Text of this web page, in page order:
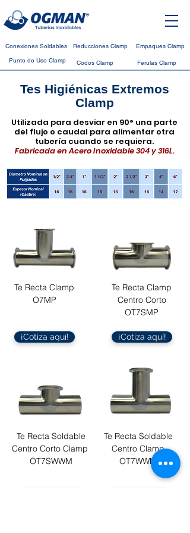
Conexiones Soldables Reducciones Clamp Empaques Clamp
Codos Clamp
Punto de Uso Clamp Férulas Clamp
Tes Higiénicas Extremos
Clamp
Utilizada para desviar en 90° una parte
del flujo o caudal para alimentar otra
tubería cuando se requiera.
Fabricada en Acero Inoxidable 304 y 316L.
Te Recta Clamp
O7MP
Te Recta Clamp
Centro Corto
OT7SMP
¡Cotiza aquí! ¡Cotiza aquí!
Te Recta Soldable
Centro Corto Clamp
OT7SWWM
Te Recta Soldable
Centro Clamp
OT7WWM